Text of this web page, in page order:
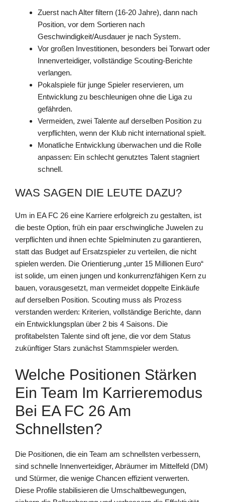
Zuerst nach Alter filtern (16-20 Jahre), dann nach
Position, vor dem Sortieren nach
Geschwindigkeit/Ausdauer je nach System.
Vor großen Investitionen, besonders bei Torwart oder
Innenverteidiger, vollständige Scouting-Berichte
verlangen.
Pokalspiele für junge Spieler reservieren, um
Entwicklung zu beschleunigen ohne die Liga zu
gefährden.
Vermeiden, zwei Talente auf derselben Position zu
verpflichten, wenn der Klub nicht international spielt.
Monatliche Entwicklung überwachen und die Rolle
anpassen: Ein schlecht genutztes Talent stagniert
schnell.
WAS SAGEN DIE LEUTE DAZU?
Um in EA FC 26 eine Karriere erfolgreich zu gestalten, ist
die beste Option, früh ein paar erschwingliche Juwelen zu
verpflichten und ihnen echte Spielminuten zu garantieren,
statt das Budget auf Ersatzspieler zu verteilen, die nicht
spielen werden. Die Orientierung „unter 15 Millionen Euro“
ist solide, um einen jungen und konkurrenzfähigen Kern zu
bauen, vorausgesetzt, man vermeidet doppelte Einkäufe
auf derselben Position. Scouting muss als Prozess
verstanden werden: Kriterien, vollständige Berichte, dann
ein Entwicklungsplan über 2 bis 4 Saisons. Die
profitabelsten Talente sind oft jene, die vor dem Status
zukünftiger Stars zunächst Stammspieler werden.
Welche Positionen Stärken
Ein Team Im Karrieremodus
Bei EA FC 26 Am
Schnellsten?
Die Positionen, die ein Team am schnellsten verbessern,
sind schnelle Innenverteidiger, Abräumer im Mittelfeld (DM)
und Stürmer, die wenige Chancen effizient verwerten.
Diese Profile stabilisieren die Umschaltbewegungen,